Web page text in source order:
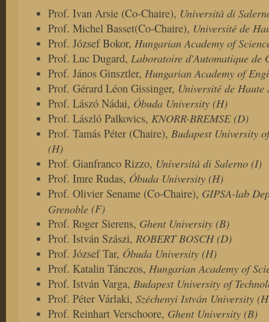
Prof. Ivan Arsie (Co-Chaire), Università di
Prof. Michel Basset(Co-Chaire), Université de
Prof. József Bokor, Hungarian Academy of
Prof. Luc Dugard, Laboratoire d'Automatique de
Prof. János Ginsztler, Hungarian Academy of
Prof. Gérard Léon Gissinger, Université de Haute
Prof. Lászó Nádai, Óbuda University (H)
Prof. László Palkovics, KNORR-BREMSE (D)
Prof. Tamás Péter (Chaire), Budapest University
(H)
Prof. Gianfranco Rizzo, Università di Salerno (I)
Prof. Imre Rudas, Óbuda University (H)
Prof. Olivier Sename (Co-Chaire), GIPSA-lab
Grenoble (F)
Prof. Roger Sierens, Ghent University (B)
Prof. István Szászi, ROBERT BOSCH (D)
Prof. József Tar, Óbuda University (H)
Prof. Katalin Tánczos, Hungarian Academy of
Prof. István Varga, Budapest University of
Prof. Péter Várlaki, Széchenyi István University
Prof. Reinhart Verschoore, Ghent University (B)